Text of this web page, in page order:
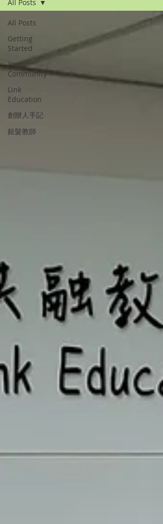
All Posts
Getting
Started
Your
Community
Link
Education
創辦人手記
銀髮教師
All Posts